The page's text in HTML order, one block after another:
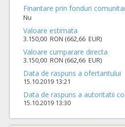
Finantare prin fonduri
Nu
Valoare estimata
3.150,00 RON (662,66 EUR)
Valoare cumparare directa
3.150,00 RON (662,66 EUR)
Data de raspuns a ofertantului
15.10.2019 13:21
Data de raspuns a autoritatii
15.10.2019 13:30